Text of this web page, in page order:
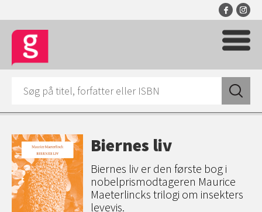
Biernes liv
Biernes liv er den første bog i
nobelprismodtageren Maurice
Maeterlincks trilogi om insekters
leve­vis.